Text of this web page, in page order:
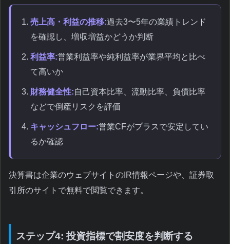
売上高・利益の推移:過去3〜5年の業績トレンド
を確認し、増収増益かどうか判断
利益率:営業利益率や純利益率が業界平均と比べ
て高いか
財務健全性:自己資本比率、流動比率、負債比率
などで倒産リスクを評価
キャッシュフロー:営業CFがプラスで安定してい
るか確認
決算書は企業のウェブサイトのIR情報ページや、証券取
引所のサイトで無料で閲覧できます。
ステップ4: 投資指標で割安度を判断する